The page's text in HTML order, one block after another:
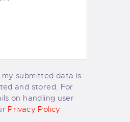
my submitted data is
and stored. For
on handling user
Privacy Policy